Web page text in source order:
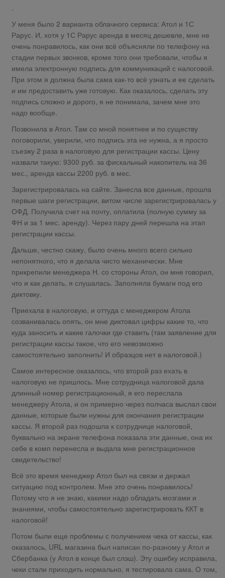
.
У меня было 2 варианта облачного сервиса: Атол и 1С
Рарус. И, хотя у 1С Рарус аренда в месяц дешевле, мне не
очень понравилось, как они всё объясняли по телефону на
стадии первых звонков, кроме того они требовали, чтобы я
имела электронную подпись для коммуникаций с налоговой.
При этом я должна была сама как-то всё узнать и ее сделать
и им предоставить уже готовую. Как оказалось, сделать эту
подпись сложно и дорого, я не понимала, зачем мне это
надо вообще.
Позвонила в Атол. Там со мной понятнее и по существу
поговорили, уверили, что подпись эта не нужна, а я просто
съезжу 2 раза в налоговую для регистрации кассы. Цену
назвали такую: 9300 руб. за фискальный накопитель на 36
мес., аренда кассы 2200 руб. в мес.
Зарегистрировалась на сайте. Занесла все данные, прошла
первые шаги регистрации, витом числе зарегистрировалась у
ОФД. Получила счет на почту, оплатила (полную сумму за
ФН и за 1 мес. аренду). Через пару дней перешла на этап
регистрации кассы.
Дальше, честно скажу, было очень много всего сильно
непонятного, что я делала чисто механически. Мне
прикрепили менеджера Н. со стороны Атол, он мне говорил,
что и как делать, я слушалась. Заполняла бумаги под его
диктовку.
Приехала в налоговую, и оттуда с менеджером Атола
созванивалась опять, он мне диктовал цифры какие то, что
куда заносить и какие галочки где ставить (там заявление для
регистрации кассы такое, что его невозможно
самостоятельно заполнить! И образцов нет в налоговой.)
Самое интересное оказалось, что второй раз ехать в
налоговую не пришлось. Мне сотрудница налоговой дала
длинный номер регистрационный, я его переслала
менеджеру Атола, и он примерно через полчаса выслал свои
данные, которые были нужны для окончания регистрации
кассы. Я второй раз подошла к сотруднице налоговой,
буквально на экране телефона показала эти данные, она их
себе в комп перенесла и выдала мне регистрационное
свидетельство!
Всё это время менеджер Атол был на связи и держал
ситуацию под контролем. Мне это очень понравилось!
Потому что я не знаю, какими надо обладать мозгами и
знаниями, чтобы самостоятельно зарегистрировать ККТ в
налоговой!
Потом были еще проблемы с получением чека от кассы, как
оказалось, URL магазина был написан по-разному у Атол и
Сбербанка (у Атол в конце был слэш). Эту ошибку исправила,
чеки стали приходить нормально, я тестировала сама. О том,